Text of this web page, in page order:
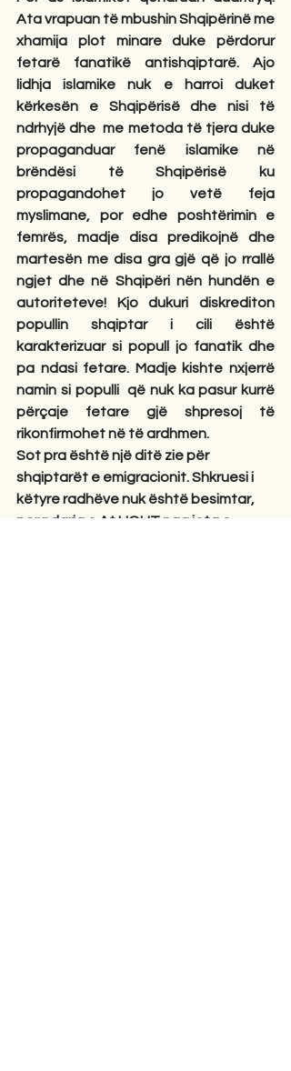
Ata vrapuan të mbushin Shqipërinë me
xhamija plot minare duke përdorur
fetarë fanatikë antishqiptarë. Ajo
lidhja islamike nuk e harroi duket
kërkesën e Shqipërisë dhe nisi të
ndrhyjë dhe  me metoda të tjera duke
propaganduar fenë islamike në
brëndësi të Shqipërisë ku
propagandohet jo vetë feja
myslimane, por edhe poshtërimin e
femrës, madje disa predikojnë dhe
martesën me disa gra gjë që jo rrallë
ngjet dhe në Shqipëri nën hundën e
autoriteteve! Kjo dukuri diskrediton
popullin shqiptar i cili është
karakterizuar si popull jo fanatik dhe
pa ndasi fetare. Madje kishte nxjerrë
namin si populli  që nuk ka pasur kurrë
përçaje fetare gjë shpresoj të
rikonfirmohet në të ardhmen.
Sot pra është një ditë zie për
shqiptarët e emigracionit. Shkruesi i
këtyre radhëve nuk është besimtar,
por ndarja e At LIOLIT nga jeta e